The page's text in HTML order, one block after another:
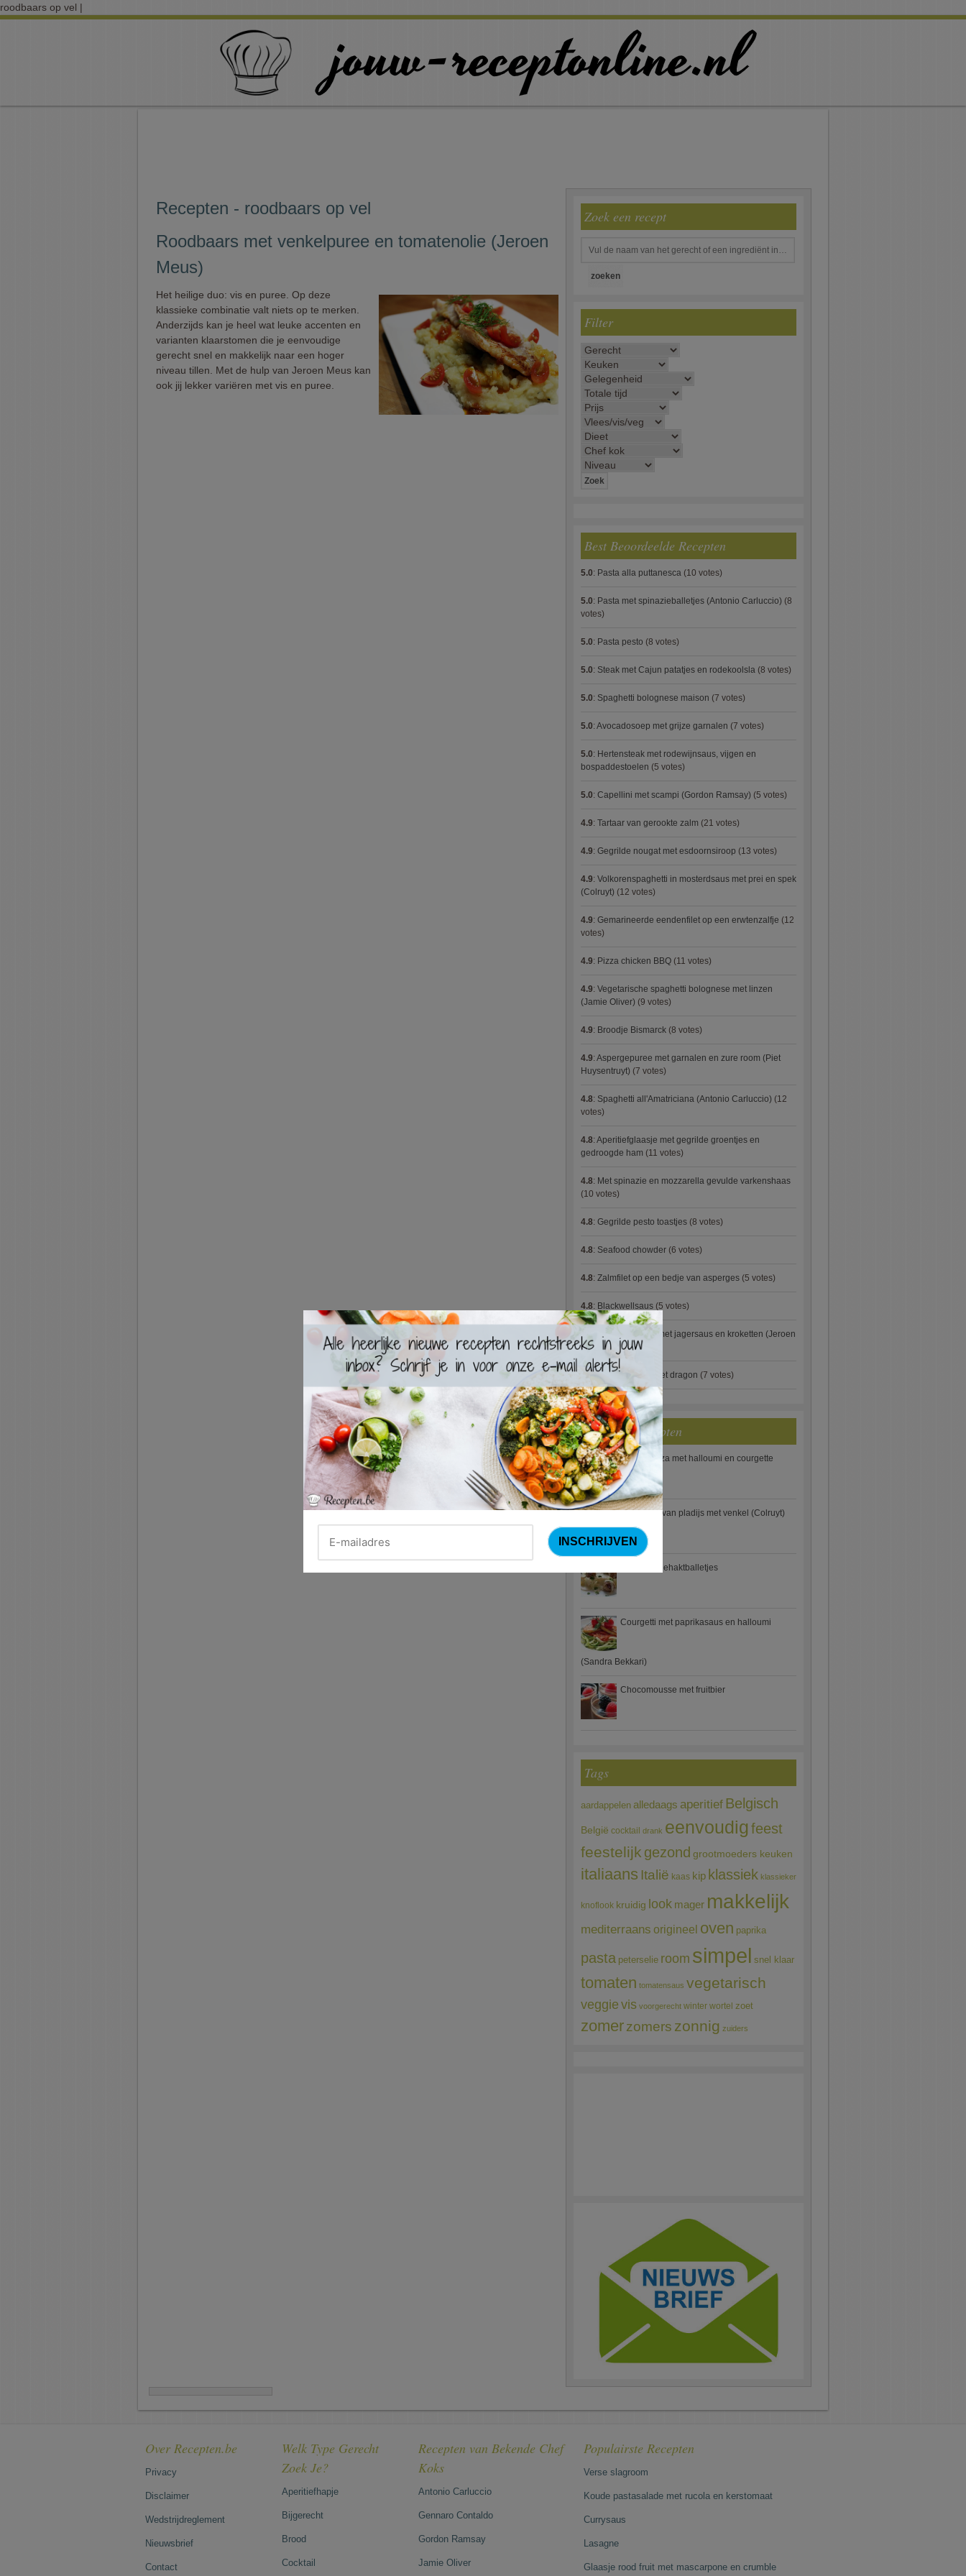
roodbaars op vel |
Recepten - roodbaars op vel
Roodbaars met venkelpuree en tomatenolie (Jeroen
Meus)
Het heilige duo: vis en puree. Op deze
klassieke combinatie valt niets op te merken.
Anderzijds kan je heel wat leuke accenten en
varianten klaarstomen die je eenvoudige
gerecht snel en makkelijk naar een hoger
niveau tillen. Met de hulp van Jeroen Meus kan
ook jij lekker variëren met vis en puree.
Zoek een recept
Filter
Best Beoordeelde Recepten
5.0: Pasta alla puttanesca (10 votes)
5.0: Pasta met spinazieballetjes (Antonio Carluccio) (8
votes)
5.0: Pasta pesto (8 votes)
5.0: Steak met Cajun patatjes en rodekoolsla (8 votes)
5.0: Spaghetti bolognese maison (7 votes)
5.0: Avocadosoep met grijze garnalen (7 votes)
5.0: Hertensteak met rodewijnsaus, vijgen en
bospaddestoelen (5 votes)
5.0: Capellini met scampi (Gordon Ramsay) (5 votes)
4.9: Tartaar van gerookte zalm (21 votes)
4.9: Gegrilde nougat met esdoornsiroop (13 votes)
4.9: Volkorenspaghetti in mosterdsaus met prei en spek
(Colruyt) (12 votes)
4.9: Gemarineerde eendenfilet op een erwtenzalfje (12
votes)
4.9: Pizza chicken BBQ (11 votes)
4.9: Vegetarische spaghetti bolognese met linzen
(Jamie Oliver) (9 votes)
4.9: Broodje Bismarck (8 votes)
4.9: Aspergepuree met garnalen en zure room (Piet
Huysentruyt) (7 votes)
4.8: Spaghetti all'Amatriciana (Antonio Carluccio) (12
votes)
4.8: Aperitiefglaasje met gegrilde groentjes en
gedroogde ham (11 votes)
4.8: Met spinazie en mozzarella gevulde varkenshaas
(10 votes)
4.8: Gegrilde pesto toastjes (8 votes)
4.8: Seafood chowder (6 votes)
4.8: Zalmfilet op een bedje van asperges (5 votes)
4.8: Blackwellsaus (5 votes)
4.7
Varkenshaasje met jagersaus en kroketten (Jeroen
Meus)(15 votes)
4.7:Gestoofde kip met dragon (7 votes)
Nieuwste Recepten
Turkse pizza met halloumi en courgette
Waterzooi van pladijs met venkel (Colruyt)
Zweedse gehaktballetjes
Courgetti met paprikasaus en halloumi
(Sandra Bekkari)
Chocomousse met fruitbier
Tags
aardappelen alledaags aperitief Belgisch
België cocktail drank eenvoudigfeest
feestelijk gezond grootmoeders keuken
italiaans Italië kaas kip klassiek klassieker
knoflook kruidig look mager makkelijk
mediterraans origineel oven paprika
pasta peterselie room simpel snel klaar
tomaten tomatensaus vegetarisch
veggie vis voorgerecht winter wortel zoet
zomerzomers zonnig zuiders
Over Recepten.be
Privacy
Disclaimer
Wedstrijdreglement
Nieuwsbrief
Contact
Welk Type Gerecht
Zoek Je?
Aperitiefhapje
Bijgerecht
Brood
Cocktail
Recepten van Bekende Chef
Koks
Antonio Carluccio
Gennaro Contaldo
Gordon Ramsay
Jamie Oliver
Populairste Recepten
Verse slagroom
Koude pastasalade met rucola en kerstomaat
Currysaus
Lasagne
Glaasje rood fruit met mascarpone en crumble
×